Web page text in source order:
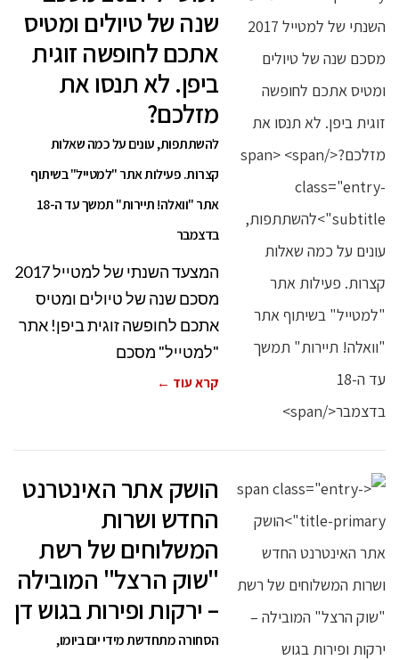
שנה של טיולים ומטיס
אתכם לחופשה זוגית
ביפן. לא תנסו את
מזלכם?
להשתתפות, עונים על כמה שאלות
קצרות. פעילות אתר "למטייל" בשיתוף
אתר "וואלה! תיירות" תמשך עד ה-18
בדצמבר
המצעד השנתי של למטייל 2017
מסכם שנה של טיולים ומטיס
אתכם לחופשה זוגית ביפן! אתר
"למטייל" מסכם
קרא עוד ←
הושק אתר האינטרנט
החדש ושרות
המשלוחים של רשת
"שוק הרצל" המובילה
– ירקות ופירות בגוש דן
הסחורה מתחדשת מידי יום ביומו,